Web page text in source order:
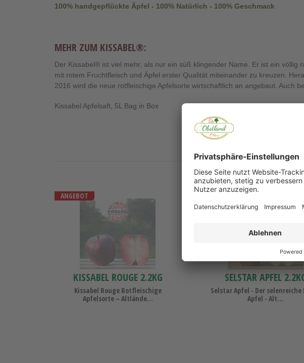
100% handgepflückte Äpfel - 100% Natürlich - 100% Geschmack
MEHR ZUM KISSABEL®:
Der Kissabel® ist viel mehr, als nur ein süß klingender Name. Er ist ein
mit rotem Fruchtfleisch und Äpfel erster Qualität miteinander zu kreuzen.
2016 wird die neue rotfleischige Apfelsorte wirtschaftlich an angebaut. Auch
Kissabel Apfelsaft, 5L Bag in Box
Kissabel
ANGEBOT
KISSABEL ROUGE 2.2KG
Kissabel Rouge Rotfleischige
Apfelsorte – Altlände...
Apfel
Ernte 2026
SELSTAR APFEL
Selstar Apfel - Der selenreiche
Apfel - Alt...